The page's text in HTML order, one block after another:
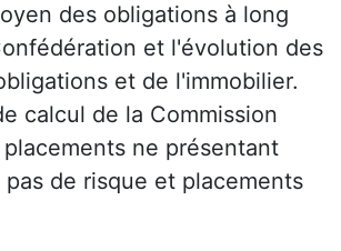
des obligations à long
et l'évolution des
et de l'immobilier.
calcul de la Commission
ne présentant
de risque et placements